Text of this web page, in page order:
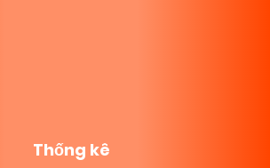
Thống kê